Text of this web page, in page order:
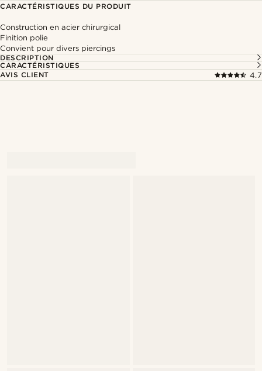
CARACTÉRISTIQUES DU PRODUIT
Construction en acier chirurgical
Finition polie
Convient pour divers piercings
DESCRIPTION
CARACTÉRISTIQUES
AVIS CLIENT
4.7